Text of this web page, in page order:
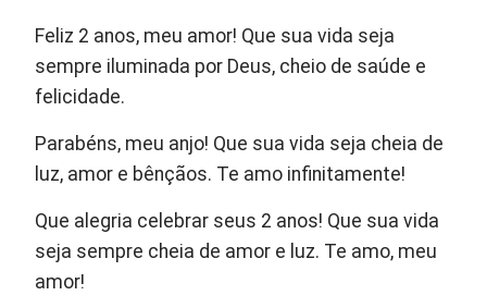
Feliz 2 anos, meu amor! Que sua vida seja
sempre iluminada por Deus, cheio de saúde e
felicidade.
Parabéns, meu anjo! Que sua vida seja cheia de
luz, amor e bênçãos. Te amo infinitamente!
Que alegria celebrar seus 2 anos! Que sua vida
seja sempre cheia de amor e luz. Te amo, meu
amor!